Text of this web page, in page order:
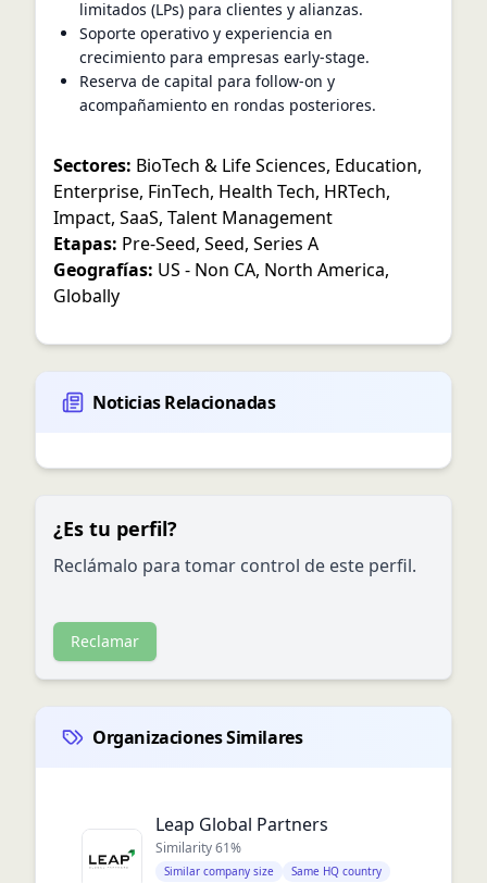
limitados (LPs) para clientes y alianzas.
Soporte operativo y experiencia en
crecimiento para empresas early-stage.
Reserva de capital para follow-on y
acompañamiento en rondas posteriores.
Sectores: BioTech & Life Sciences, Education,
Enterprise, FinTech, Health Tech, HRTech,
Impact, SaaS, Talent Management
Etapas: Pre-Seed, Seed, Series A
Geografías: US - Non CA, North America,
Globally
Noticias Relacionadas
¿Es tu perfil?
Reclámalo para tomar control de este perfil.
Reclamar
Organizaciones Similares
Leap Global Partners
Similarity61%
Similar company size Same HQ country